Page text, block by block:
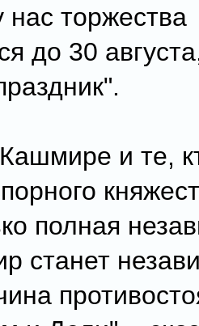
нас торжества
до 30
и те,
полная
станет